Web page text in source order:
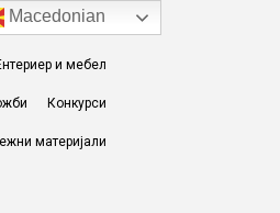
и мебел
Конкурси
материјали
Macedonian